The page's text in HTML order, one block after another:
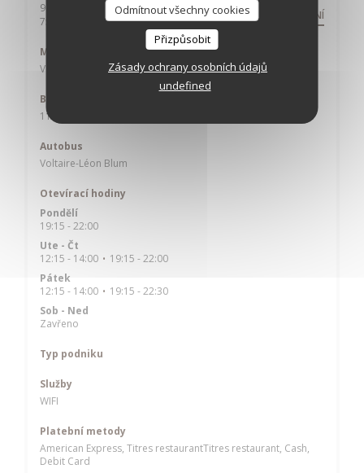
Odmítnout všechny cookies
Přizpůsobit
Zásady ochrany osobních údajů
undefined
9 rue Auguste Laurent
75011 Paris
((otevře se v novém okně)) NASMĚROVÁNÍ
Metro
Voltaire
Bike station
11022 - 11020
Autobus
Voltaire-Léon Blum
Otevírací hodiny
Pondělí
19:15 - 22:00
Ute - Čt
12:15 - 14:00 • 19:15 - 22:00
Pátek
12:15 - 14:00 • 19:15 - 22:30
Sob - Ned
Zavřeno
Typ podniku
Služby
WIFI
Platební metody
American Express, Titres restaurantTitres restaurant, Cash,
Debit Card